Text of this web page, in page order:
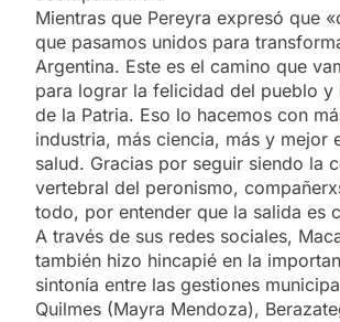
Mientras que Pereyra expresó que
que pasamos unidos para
Argentina. Este es el camino que
para lograr la felicidad del pueblo y
de la Patria. Eso lo hacemos con
industria, más ciencia, más y mejor
salud. Gracias por seguir siendo la
vertebral del peronismo,
todo, por entender que la salida es
A través de sus redes sociales,
también hizo hincapié en la
sintonía entre las gestiones
Quilmes (Mayra Mendoza),